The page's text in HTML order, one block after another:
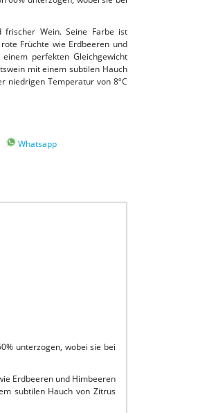
Wein. Seine Farbe ist
Früchte wie Erdbeeren und
perfekten Gleichgewicht
mit einem subtilen Hauch
niedrigen Temperatur von 8ºC
Whatsapp
unterzogen, wobei sie bei
Erdbeeren und Himbeeren
subtilen Hauch von Zitrus